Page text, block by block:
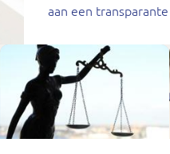
aan een